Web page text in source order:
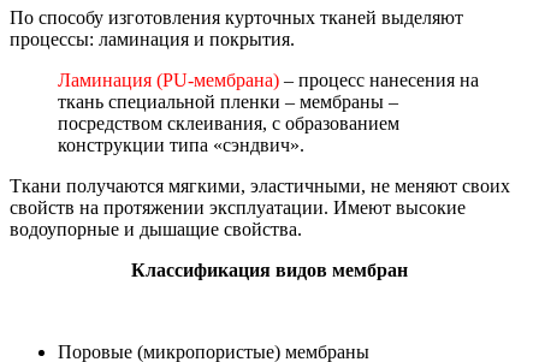
По способу изготовления курточных тканей выделяют
процессы: ламинация и покрытия.
Ламинация (PU-мембрана) – процесс нанесения на
ткань специальной пленки – мембраны –
посредством склеивания, с образованием
конструкции типа «сэндвич».
Ткани получаются мягкими, эластичными, не меняют своих
свойств на протяжении эксплуатации. Имеют высокие
водоупорные и дышащие свойства.
Классификация видов мембран
Поровые (микропористые) мембраны